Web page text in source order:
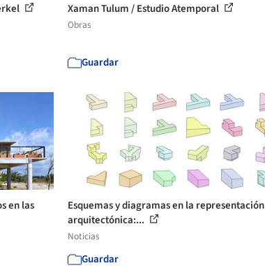
Xaman Tulum / Estudio Atemporal
Obras
Guardar
en las
Esquemas y diagramas en la representación
arquitectónica:...
Noticias
Guardar